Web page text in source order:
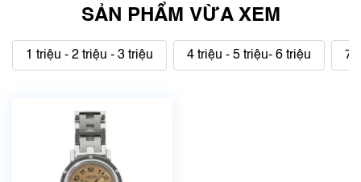
SẢN PHẨM VỪA XEM
1 triệu - 2 triệu - 3 triệu 4 triệu - 5 triệu- 6 triệu 7